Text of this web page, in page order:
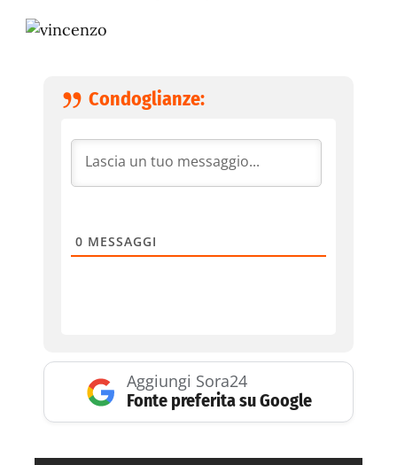
Condoglianze:
0 MESSAGGI
Aggiungi Sora24
Fonte preferita su Google